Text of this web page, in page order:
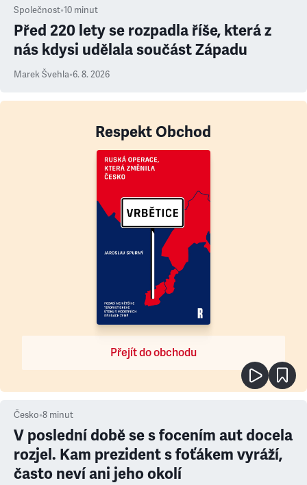
Společnost•10 minut
Před 220 lety se rozpadla říše, která z
nás kdysi udělala součást Západu
Marek Švehla•6. 8. 2026
Respekt Obchod
Přejít do obchodu
Česko•8 minut
V poslední době se s focením aut docela
rozjel. Kam prezident s foťákem vyráží,
často neví ani jeho okolí